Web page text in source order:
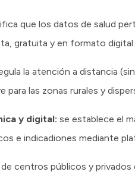
que los datos de salud
gratuita y en formato digital.
la atención a distancia
para las zonas rurales y
y digital: se establece el
e indicadiones mediante
centros públicos y